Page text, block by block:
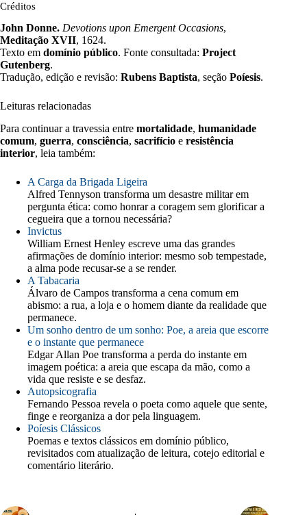
Créditos
John Donne. Devotions upon Emergent Occasions,
Meditação XVII, 1624.
Texto em domínio público. Fonte consultada: Project
Gutenberg.
Tradução, edição e revisão: Rubens Baptista, seção Poíesis.
Leituras relacionadas
Para continuar a travessia entre mortalidade, humanidade
comum, guerra, consciência, sacrifício e resistência
interior, leia também:
A Carga da Brigada Ligeira
Alfred Tennyson transforma um desastre militar em
pergunta ética: como honrar a coragem sem glorificar a
cegueira que a tornou necessária?
Invictus
William Ernest Henley escreve uma das grandes
afirmações de domínio interior: mesmo sob tempestade,
a alma pode recusar-se a se render.
A Tabacaria
Álvaro de Campos transforma a cena comum em
abismo: a rua, a loja e o homem diante da realidade que
permanece.
Um sonho dentro de um sonho: Poe, a areia que escorre
e o instante que permanece
Edgar Allan Poe transforma a perda do instante em
imagem poética: a areia que escapa da mão, como a
vida que resiste e se desfaz.
Autopsicografia
Fernando Pessoa revela o poeta como aquele que sente,
finge e reorganiza a dor pela linguagem.
Poíesis Clássicos
Poemas e textos clássicos em domínio público,
revisitados com atualização de leitura, cotejo editorial e
comentário literário.